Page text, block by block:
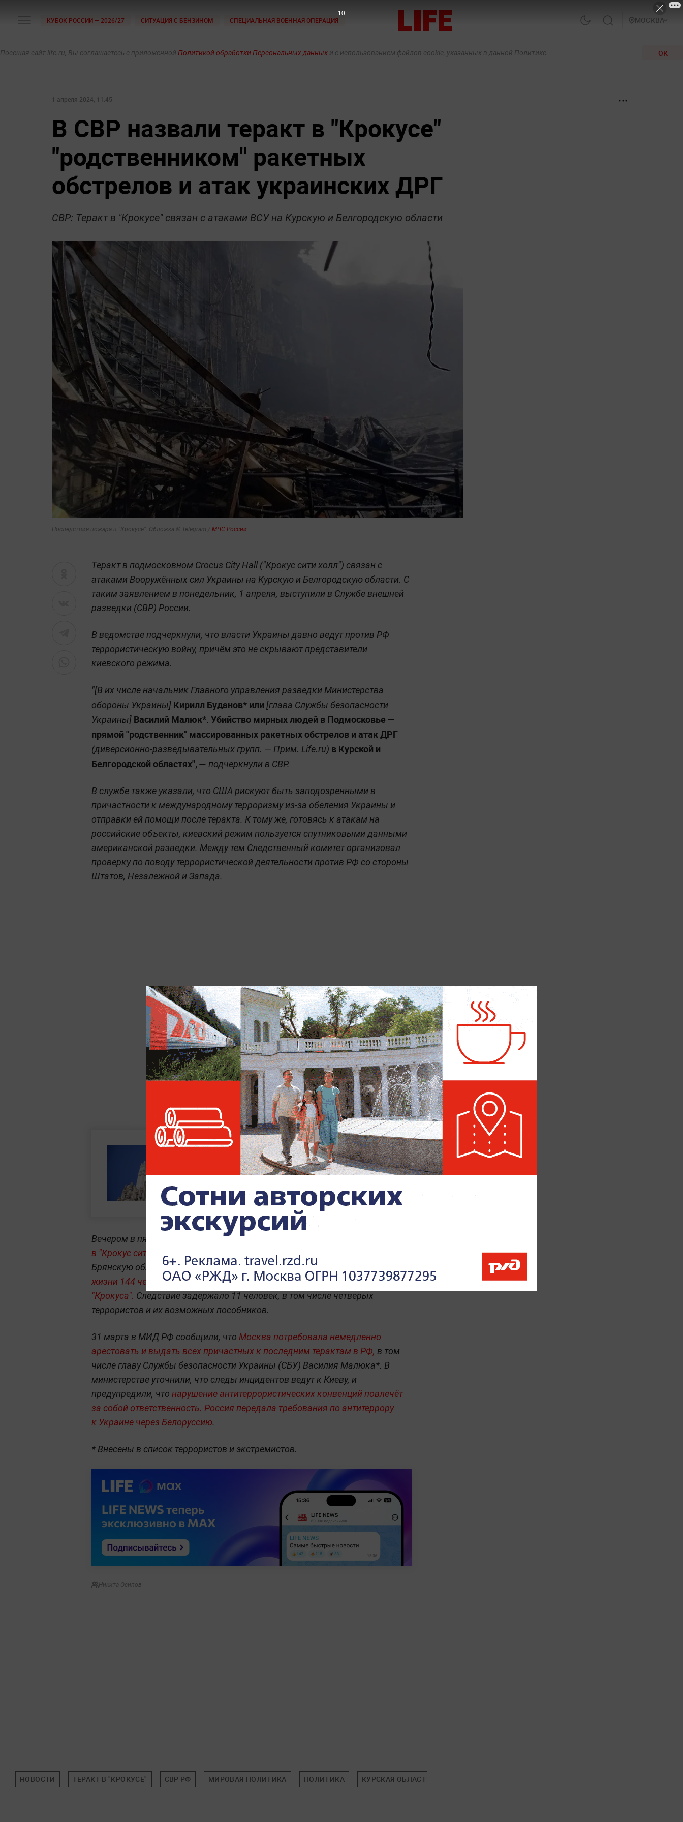
КУБОК РОССИИ — 2026/27 СИТУАЦИЯ С БЕНЗИНОМ СПЕЦИАЛЬНАЯ ВОЕННАЯ ОПЕРАЦИЯ МОСКВА
Посещая сайт life.ru, Вы соглашаетесь с приложенной Политикой обработки Персональных данных и с использованием файлов cookie, указанных в данной Политике. ОК
1 апреля 2024, 11:45
В СВР назвали теракт в "Крокусе"
"родственником" ракетных
обстрелов и атак украинских ДРГ
СВР: Теракт в "Крокусе" связан с атаками ВСУ на Курскую и Белгородскую области
Последствия пожара в "Крокусе". Обложка © Telegram / МЧС России
Теракт в подмосковном Crocus City Hall ("Крокус сити холл") связан с
атаками Вооружённых сил Украины на Курскую и Белгородскую области. С
таким заявлением в понедельник, 1 апреля, выступили в Службе внешней
разведки (СВР) России.
В ведомстве подчеркнули, что власти Украины давно ведут против РФ
террористическую войну, причём это не скрывают представители
киевского режима.
"[В их числе начальник Главного управления разведки Министерства
обороны Украины] Кирилл Буданов* или [глава Службы безопасности
Украины] Василий Малюк*. Убийство мирных людей в Подмосковье —
прямой "родственник" массированных ракетных обстрелов и атак ДРГ
(диверсионно-разведывательных групп. — Прим. Life.ru) в Курской и
Белгородской областях", — подчеркнули в СВР.
В службе также указали, что США рискуют быть заподозренными в
причастности к международному терроризму из-за обеления Украины и
отправки ей помощи после теракта. К тому же, готовясь к атакам на
российские объекты, киевский режим пользуется спутниковыми данными
американской разведки. Между тем Следственный комитет организовал
проверку по поводу террористической деятельности против РФ со стороны
Штатов, Незалежной и Запада.
В МИД РФ пояснили, когда
Киев получит ноту по
теракту в "Крокусе"
Вечером в пятницу, 22 марта,
террористы открыли огонь и устроили пожар
в "Крокус сити холле",
после чего попытались бежать на Украину через
Брянскую область, там их задержали спецслужбы. Всего
жизни 144 человек,пострадавшими числятся более 550 посетителей
"Крокуса". Следствие задержало 11 человек, в том числе четверых
террористов и их возможных пособников.
31 марта в МИД РФ сообщили, что Москва потребовала немедленно
арестовать и выдать всех причастных к последним терактам в РФ, в том
числе главу Службы безопасности Украины (СБУ) Василия Малюка*. В
министерстве уточнили, что следы инцидентов ведут к Киеву, и
предупредили, что нарушение антитеррористических конвенций повлечёт
за собой ответственность. Россия передала требования по антитеррору
к Украине через Белоруссию.
* Внесены в список террористов и экстремистов.
Никита Осипов
НОВОСТИ ТЕРАКТ В "КРОКУСЕ" СВР РФ МИРОВАЯ ПОЛИТИКА ПОЛИТИКА КУРСКАЯ ОБЛАСТЬ
9